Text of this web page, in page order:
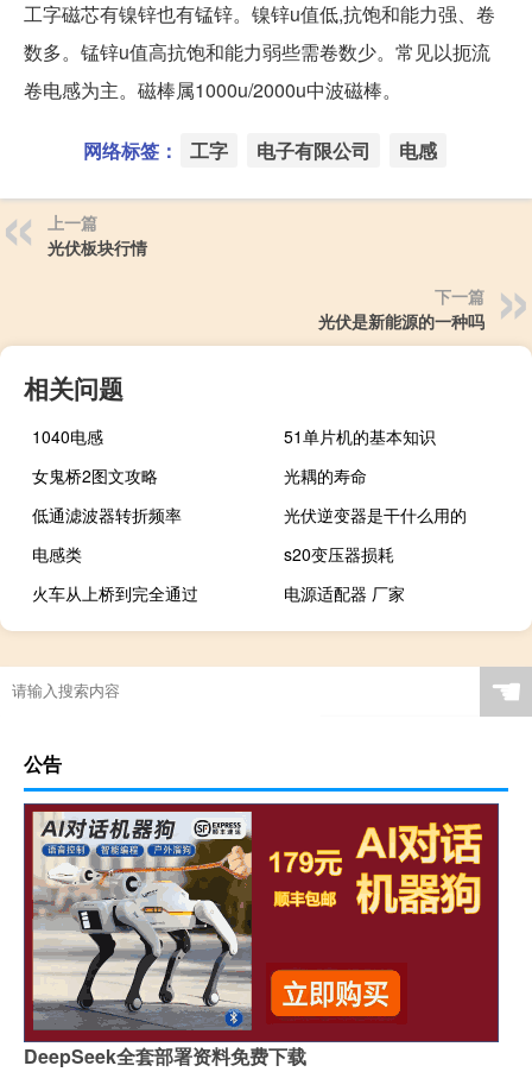
工字磁芯有镍锌也有锰锌。镍锌u值低,抗饱和能力强、卷
数多。锰锌u值高抗饱和能力弱些需卷数少。常见以扼流
卷电感为主。磁棒属1000u/2000u中波磁棒。
网络标签： 工字 电子有限公司 电感
上一篇
光伏板块行情
下一篇
光伏是新能源的一种吗
相关问题
1040电感
51单片机的基本知识
女鬼桥2图文攻略
光耦的寿命
低通滤波器转折频率
光伏逆变器是干什么用的
电感类
s20变压器损耗
火车从上桥到完全通过
电源适配器 厂家
☚
公告
DeepSeek全套部署资料免费下载